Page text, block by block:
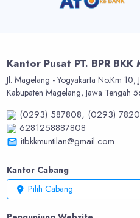
Kantor Pusat PT. BPR
Jl. Magelang - Yogyakarta No.Km
Kabupaten Magelang, Jawa Tengah
(0293) 587808, (0293)
6281258887808
itbkkmuntilan@gmail.com
Kantor Cabang
Pilih Cabang